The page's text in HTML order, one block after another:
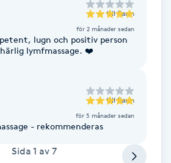
till Karin
för 2 månader sedan
lugn och positiv person
lymfmassage. ❤️
till Karin
för 5 månader sedan
- rekommenderas
Sida 1 av 7